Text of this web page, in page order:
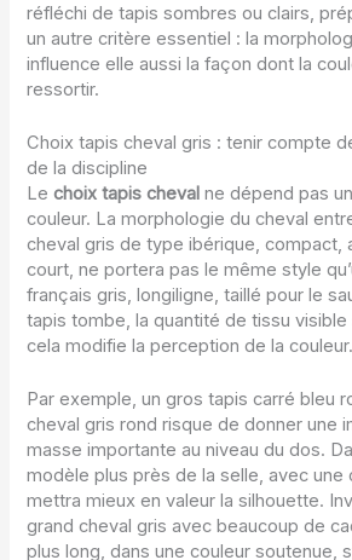
réfléchi de tapis sombres ou clairs,
un autre critère essentiel : la
influence elle aussi la façon dont la
ressortir.
Choix tapis cheval gris : tenir compte
de la discipline
Lechoix tapis cheval ne dépend pas
couleur. La morphologie du cheval
cheval gris de type ibérique, compact,
court, ne portera pas le même style
français gris, longiligne, taillé pour le
tapis tombe, la quantité de tissu
cela modifie la perception de la couleur.
Par exemple, un gros tapis carré bleu
cheval gris rond risque de donner une
masse importante au niveau du dos.
modèle plus près de la selle, avec une
mettra mieux en valeur la silhouette.
grand cheval gris avec beaucoup de
plus long, dans une couleur soutenue,